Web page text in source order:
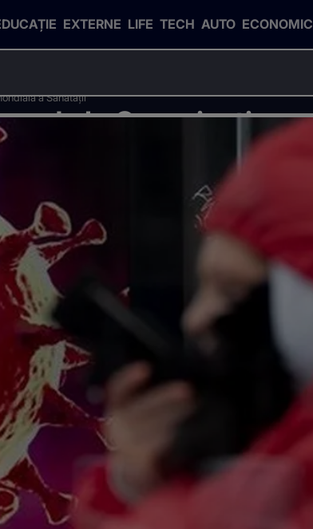
EXTERNE LIFE TECH AUTO ECONOMIC
a Sănătății
de la Organizația